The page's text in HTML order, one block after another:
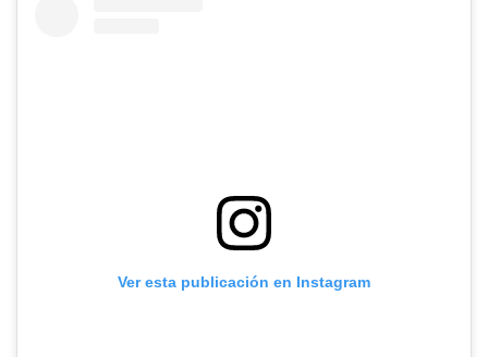
Ver esta publicación en Instagram